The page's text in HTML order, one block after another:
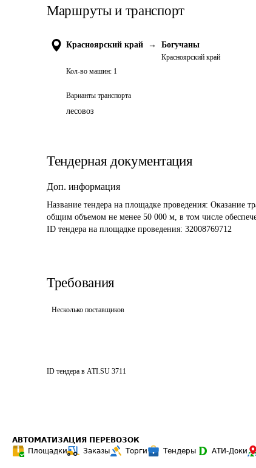
Маршруты и транспорт
Красноярский край → Богучаны
Красноярский край
Кол-во машин: 1
Варианты транспорта
лесовоз
Тендерная документация
Доп. информация
Название тендера на площадке проведения: Оказание
общим объемом не менее 50 000 м, в том числе
ID тендера на площадке проведения: 32008769712
Требования
Несколько поставщиков
ID тендера в ATI.SU 3711
АВТОМАТИЗАЦИЯ ПЕРЕВОЗОК
Площадки
Заказы Торги Тендеры АТИ-Доки